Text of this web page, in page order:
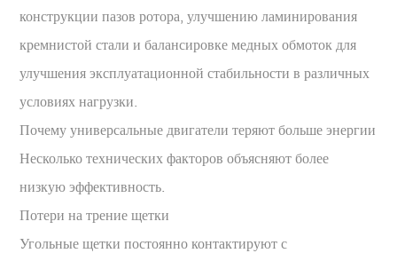
конструкции пазов ротора, улучшению ламинирования
кремнистой стали и балансировке медных обмоток для
улучшения эксплуатационной стабильности в различных
условиях нагрузки.
Почему универсальные двигатели теряют больше энергии
Несколько технических факторов объясняют более
низкую эффективность.
Потери на трение щетки
Угольные щетки постоянно контактируют с